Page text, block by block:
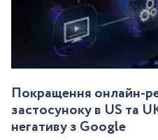
Покращення онлайн-
застосуноку в US та
негативу з Google